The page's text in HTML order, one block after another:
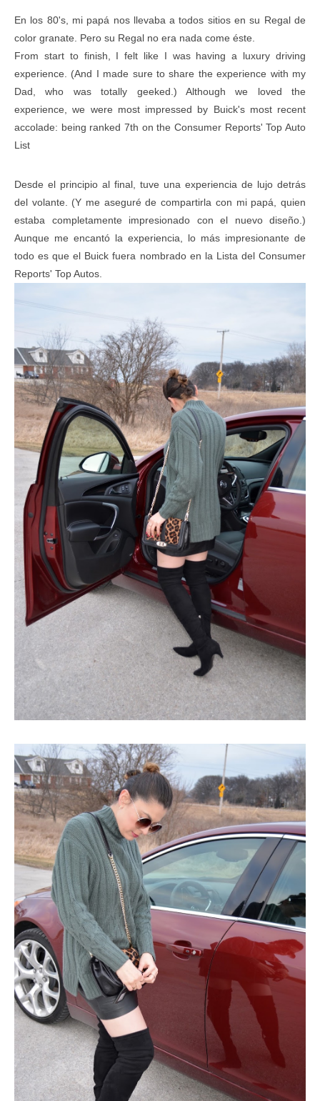
En los 80's, mi papá nos llevaba a todos sitios en su Regal de
color granate. Pero su Regal no era nada come éste.
From start to finish, I felt like I was having a luxury driving
experience. (And I made sure to share the experience with my
Dad, who was totally geeked.) Although we loved the
experience, we were most impressed by Buick's most recent
accolade: being ranked 7th on the Consumer Reports' Top Auto
List
Desde el principio al final, tuve una experiencia de lujo detrás
del volante. (Y me aseguré de compartirla con mi papá, quien
estaba completamente impresionado con el nuevo diseño.)
Aunque me encantó la experiencia, lo más impresionante de
todo es que el Buick fuera nombrado en la Lista del Consumer
Reports' Top Autos